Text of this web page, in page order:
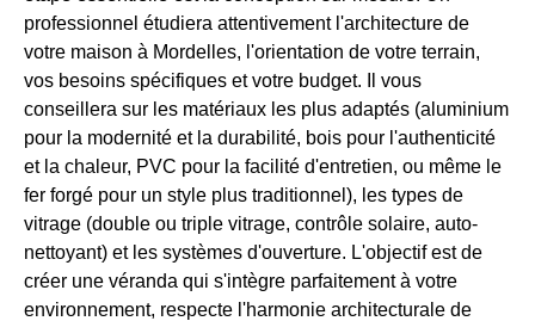
professionnel étudiera attentivement l'architecture de
votre maison à Mordelles, l'orientation de votre terrain,
vos besoins spécifiques et votre budget. Il vous
conseillera sur les matériaux les plus adaptés (aluminium
pour la modernité et la durabilité, bois pour l'authenticité
et la chaleur, PVC pour la facilité d'entretien, ou même le
fer forgé pour un style plus traditionnel), les types de
vitrage (double ou triple vitrage, contrôle solaire, auto-
nettoyant) et les systèmes d'ouverture. L'objectif est de
créer une véranda qui s'intègre parfaitement à votre
environnement, respecte l'harmonie architecturale de